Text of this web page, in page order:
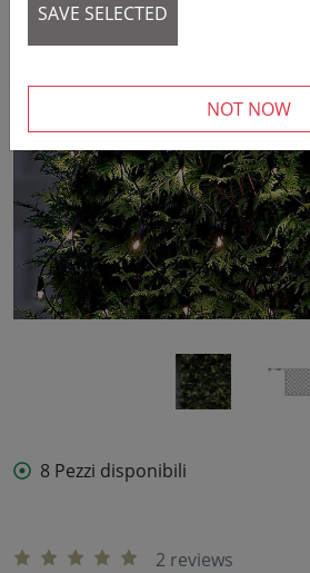
8 Pezzi disponibili
2 reviews
SAVE SELECTED
NOT NOW